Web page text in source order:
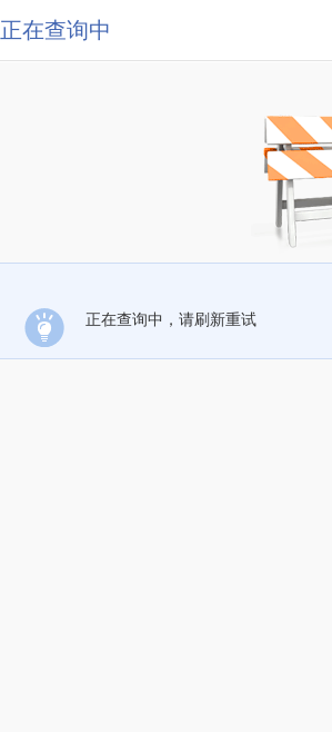
正在查询中
正在查询中，请刷新重试